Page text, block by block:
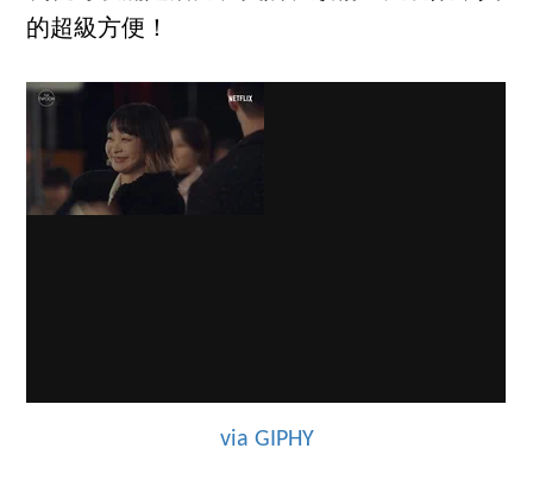
的超級方便！
via GIPHY